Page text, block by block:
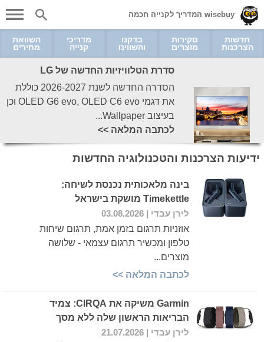
wisebuy המדריך לקנייה חכמה
חדשות
הצרכנות
סקירות
מוצרים
בדקנו
והשווינו
מדריכי
קנייה
השוואת
מחירים
סדרת הטלוויזיות החדשה של LG
הסדרה החדשה לשנת 2026-2027 כוללת
את דגמי OLED G6 evo, OLED C6 evo וכן
בעיצוב Wallpaper...
לכתבה המלאה >>
ידיעות הצרכנות והטכנולוגיה החדשות
בינה מלאכותית נכנסת לשיחה:
Timekettle מושקת בישראל
לירן עבדי | 03.08.2026
אוזניות תרגום בזמן אמת, תרגום שיחות
טלפון ומכשיר תרגום עצמאי - שלושה
מוצרים...
לכתבה המלאה >>
Garmin משיקה את CIRQA: צמיד
הבריאות הראשון שלה ללא מסך
לירן עבדי | 21.07.2026